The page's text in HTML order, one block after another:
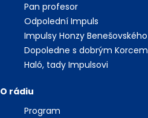
Pan profesor
Odpolední Impuls
Impulsy Honzy Benešovského
Dopoledne s dobrým Korcem
Haló, tady Impulsovi
O rádiu
Program